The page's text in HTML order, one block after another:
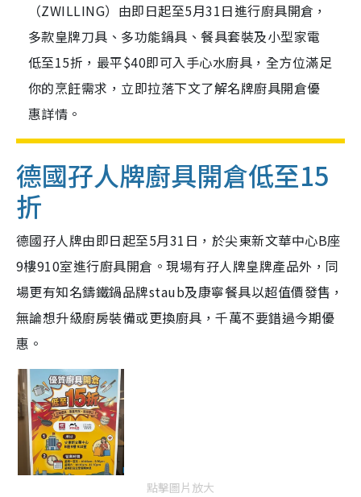
（ZWILLING）由即日起至5月31日進行廚具開倉，
多款皇牌刀具、多功能鍋具、餐具套裝及小型家電
低至15折，最平$40即可入手心水廚具，全方位滿足
你的烹飪需求，立即拉落下文了解名牌廚具開倉優
惠詳情。
德國孖人牌廚具開倉低至15
折
德國孖人牌由即日起至5月31日，於尖東新文華中心B座
9樓910室進行廚具開倉。現場有孖人牌皇牌產品外，同
場更有知名鑄鐵鍋品牌staub及康寧餐具以超值價發售，
無論想升級廚房裝備或更換廚具，千萬不要錯過今期優
惠。
點擊圖片放大